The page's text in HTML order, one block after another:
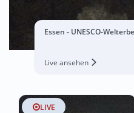
Essen - UNESCO-
Live ansehen
LIVE